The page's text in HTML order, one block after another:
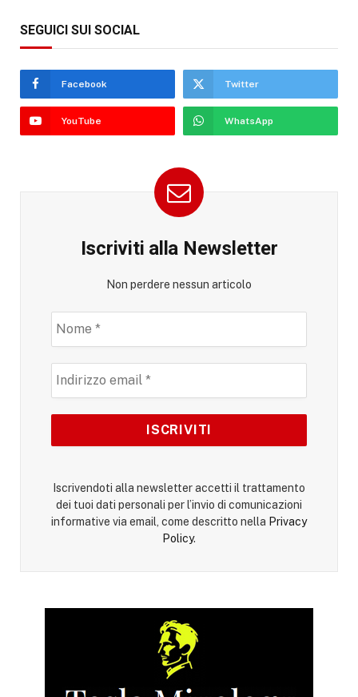
SEGUICI SUI SOCIAL
Facebook Twitter
YouTube WhatsApp
Iscriviti alla Newsletter
Non perdere nessun articolo
Iscrivendoti alla newsletter accetti il trattamento
dei tuoi dati personali per l’invio di comunicazioni
informative via email, come descritto nella Privacy
Policy.